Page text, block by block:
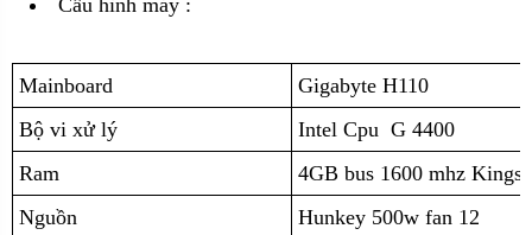
Cấu hình máy :
Mainboard
Gigabyte H110
Bộ vi xử lý
Intel Cpu G 4400
Ram
4GB bus 1600 mhz
Nguồn
Hunkey 500w fan 12